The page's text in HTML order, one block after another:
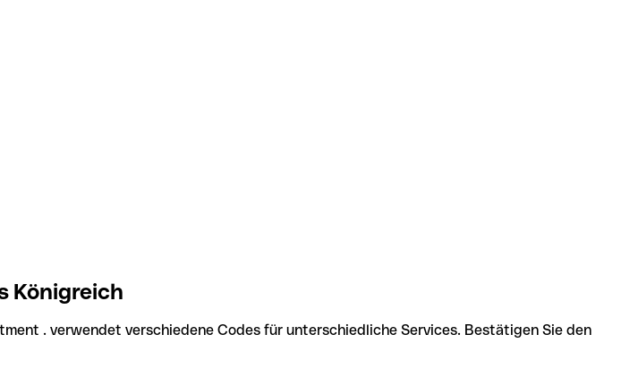
Königreich
. verwendet verschiedene Codes für unterschiedliche Services. Bestätigen Sie den